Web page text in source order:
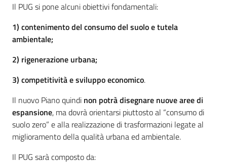
i
p
o
Tutti
gli
argomenti...
Menu selezionato
Seguici
su
Il PUG si pone alcuni obiettivi fondamentali:
1) contenimento del consumo del suolo e tutela
ambientale;
2) rigenerazione urbana;
3) competitività e sviluppo economico.
Il nuovo Piano quindi non potrà disegnare nuove aree di
espansione, ma dovrà orientarsi piuttosto al “consumo di
suolo zero” e alla realizzazione di trasformazioni legate al
miglioramento della qualità urbana ed ambientale.
Il PUG sarà composto da: